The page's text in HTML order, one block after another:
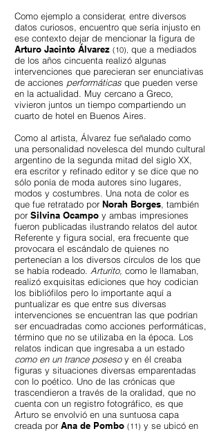
Como ejemplo a considerar, entre diversos
datos curiosos, encuentro que sería injusto en
ese contexto dejar de mencionar la figura de
Arturo Jacinto Álvarez (10), que a mediados
de los años cincuenta realizó algunas
intervenciones que parecieran ser enunciativas
de acciones performáticas que pueden verse
en la actualidad. Muy cercano a Greco,
vivieron juntos un tiempo compartiendo un
cuarto de hotel en Buenos Aires.
Como al artista, Álvarez fue señalado como
una personalidad novelesca del mundo cultural
argentino de la segunda mitad del siglo XX,
era escritor y refinado editor y se dice que no
sólo ponía de moda autores sino lugares,
modos y costumbres. Una nota de color es
que fue retratado por Norah Borges, también
por Silvina Ocampo y ambas impresiones
fueron publicadas ilustrando relatos del autor.
Referente y figura social, era frecuente que
provocara el escándalo de quienes no
pertenecían a los diversos círculos de los que
se había rodeado. Arturito, como le llamaban,
realizó exquisitas ediciones que hoy codician
los bibliófilos pero lo importante aquí a
puntualizar es que entre sus diversas
intervenciones se encuentran las que podrían
ser encuadradas como acciones performáticas,
término que no se utilizaba en la época. Los
relatos indican que ingresaba a un estado
como en un trance posesoy en él creaba
figuras y situaciones diversas emparentadas
con lo poético. Uno de las crónicas que
trascendieron a través de la oralidad, que no
cuenta con un registro fotográfico, es que
Arturo se envolvió en una suntuosa capa
creada por Ana de Pombo (11) y se ubicó en